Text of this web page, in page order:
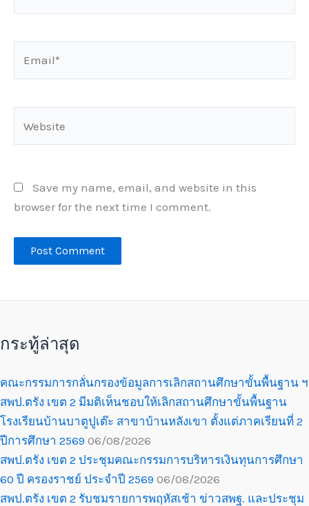
Save my name, email, and website in this
browser for the next time I comment.
กระทู้ล่าสุด
คณะกรรมการกลั่นกรองข้อมูลการเลิกสถานศึกษาขั้นพื้นฐาน ฯ
สพป.ตรัง เขต 2 มีมติเห็นชอบให้เลิกสถานศึกษาขั้นพื้นฐาน
โรงเรียนบ้านบาตูปูเต๊ะ สาขาบ้านหลังเขา ตั้งแต่ภาคเรียนที่ 2
ปีการศึกษา 2569 06/08/2026
สพป.ตรัง เขต 2 ประชุมคณะกรรมการบริหารเงินทุนการศึกษา
60 ปี ครองราชย์ ประจำปี 2569 06/08/2026
สพป.ตรัง เขต 2 รับชมรายการพฤหัสเช้า ข่าวสพฐ. และประชุม